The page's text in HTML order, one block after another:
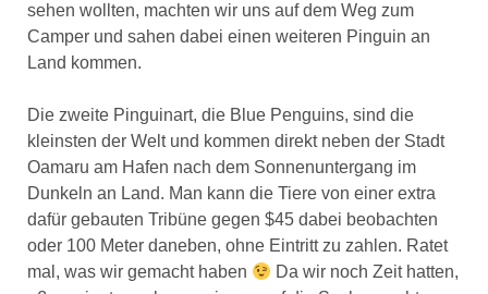
sehen wollten, machten wir uns auf dem Weg zum
Camper und sahen dabei einen weiteren Pinguin an
Land kommen.
Die zweite Pinguinart, die Blue Penguins, sind die
kleinsten der Welt und kommen direkt neben der Stadt
Oamaru am Hafen nach dem Sonnenuntergang im
Dunkeln an Land. Man kann die Tiere von einer extra
dafür gebauten Tribüne gegen $45 dabei beobachten
oder 100 Meter daneben, ohne Eintritt zu zahlen. Ratet
mal, was wir gemacht haben
Da wir noch Zeit hatten,